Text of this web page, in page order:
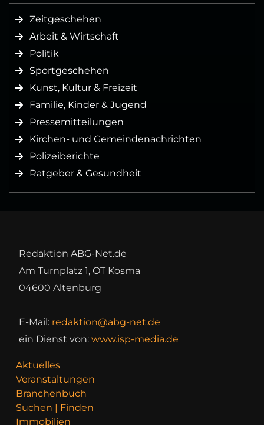
Zeitgeschehen
Arbeit & Wirtschaft
Politik
Sportgeschehen
Kunst, Kultur & Freizeit
Familie, Kinder & Jugend
Pressemitteilungen
Kirchen- und Gemeindenachrichten
Polizeiberichte
Ratgeber & Gesundheit
Redaktion ABG-Net.de
Am Turnplatz 1, OT Kosma
04600 Altenburg
E-Mail: redaktion@abg-net.de
ein Dienst von: www.isp-media.de
Aktuelles
Veranstaltungen
Branchenbuch
Suchen | Finden
Immobilien